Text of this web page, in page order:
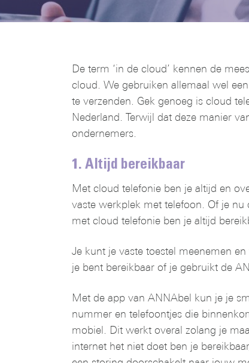
De term ‘in de cloud’ kennen de
cloud. We gebruiken allemaal wel
te verzenden. Gek genoeg is cloud
Nederland. Terwijl dat deze manier
ondernemers.
1. Altijd bereikbaar
Met cloud telefonie ben je altijd en
vaste werkplek met telefoon. Of je
met cloud telefonie ben je altijd
Je kunt je vaste toestel meenemen
je bent bereikbaar of je gebruikt de
Met de app van ANNAbel kun je je
nummer en telefoontjes die
mobiel. Dit werkt overal zolang je
internet het niet doet ben je
kan zelfs veel
weten?